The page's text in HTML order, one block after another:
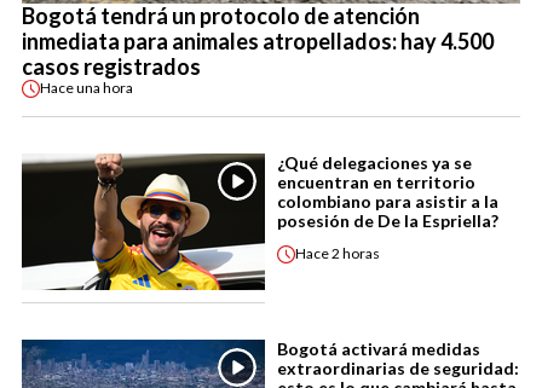
Bogotá tendrá un protocolo de atención
inmediata para animales atropellados: hay 4.500
casos registrados
Haceuna hora
¿Qué delegaciones ya se
encuentran en territorio
colombiano para asistir a la
posesión de De la Espriella?
Hace2 horas
Bogotá activará medidas
extraordinarias de seguridad: